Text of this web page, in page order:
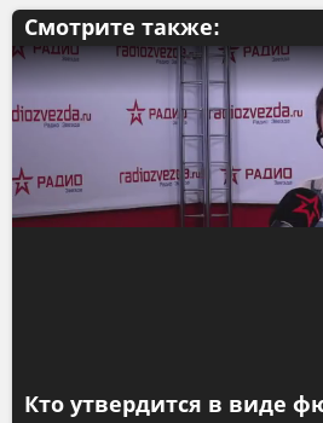
Смотрите также:
Кто утвердится в виде